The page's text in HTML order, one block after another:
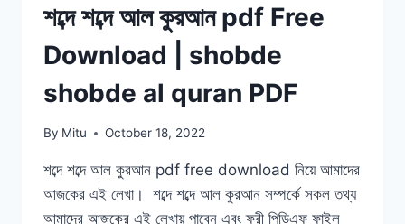
শব্দে শব্দে আল কুরআন pdf Free
Download | shobde
shobde al quran PDF
By Mitu October 18, 2022
শব্দে শব্দে আল কুরআন pdf free download নিয়ে আমাদের
আজকের এই লেখা। শব্দে শব্দে আল কুরআন সম্পর্কে সকল তথ্য
আমাদের আজকের এই লেখায় পাবেন এবং ফ্রী পিডিএফ ফাইল